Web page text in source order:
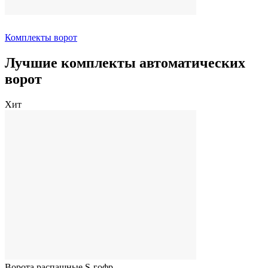
Комплекты ворот
Лучшие комплекты автоматических
ворот
Хит